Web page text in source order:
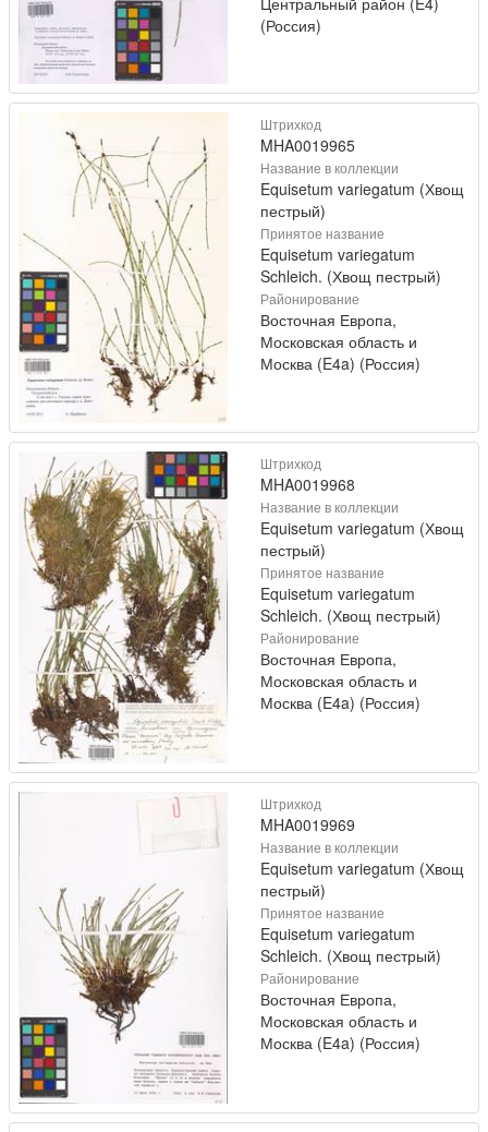
(Россия)
Штрихкод
MHA0019965
Название в коллекции
Equisetum variegatum (Хвощ
пестрый)
Принятое название
Equisetum variegatum
Schleich. (Хвощ пестрый)
Районирование
Восточная Европа,
Московская область и
Москва (E4a) (Россия)
Штрихкод
MHA0019968
Название в коллекции
Equisetum variegatum (Хвощ
пестрый)
Принятое название
Equisetum variegatum
Schleich. (Хвощ пестрый)
Районирование
Восточная Европа,
Московская область и
Москва (E4a) (Россия)
Штрихкод
MHA0019969
Название в коллекции
Equisetum variegatum (Хвощ
пестрый)
Принятое название
Equisetum variegatum
Schleich. (Хвощ пестрый)
Районирование
Восточная Европа,
Московская область и
Москва (E4a) (Россия)